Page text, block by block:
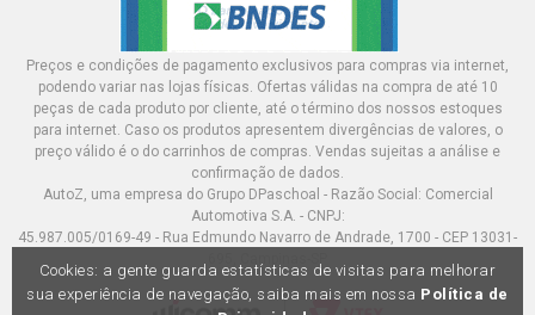
Preços e condições de pagamento exclusivos para compras via internet,
podendo variar nas lojas físicas. Ofertas válidas na compra de até 10
peças de cada produto por cliente, até o término dos nossos estoques
para internet. Caso os produtos apresentem divergências de valores, o
preço válido é o do carrinhos de compras. Vendas sujeitas a análise e
confirmação de dados.
AutoZ, uma empresa do Grupo DPaschoal - Razão Social: Comercial
Automotiva S.A. - CNPJ:
45.987.005/0169-49 - Rua Edmundo Navarro de Andrade, 1700 - CEP 13031-
Cookies: a gente guarda estatísticas de visitas para melhorar
sua experiência de navegação, saiba mais em nossa Política de